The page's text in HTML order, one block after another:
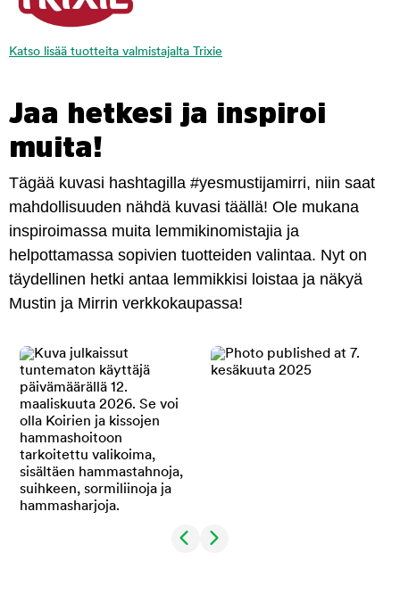
Katso lisää tuotteita valmistajalta Trixie
Jaa hetkesi ja inspiroi
muita!
Tägää kuvasi hashtagilla #yesmustijamirri, niin saat
mahdollisuuden nähdä kuvasi täällä! Ole mukana
inspiroimassa muita lemmikinomistajia ja
helpottamassa sopivien tuotteiden valintaa. Nyt on
täydellinen hetki antaa lemmikkisi loistaa ja näkyä
Mustin ja Mirrin verkkokaupassa!